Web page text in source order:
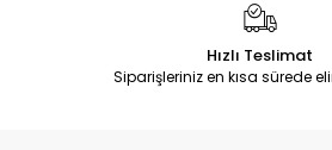
Hızlı Teslimat
Siparişleriniz en kısa sürede